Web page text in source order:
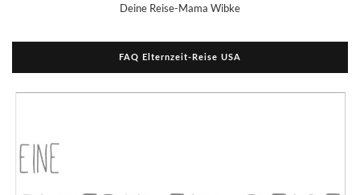
Deine Reise-Mama Wibke
FAQ Elternzeit-Reise USA